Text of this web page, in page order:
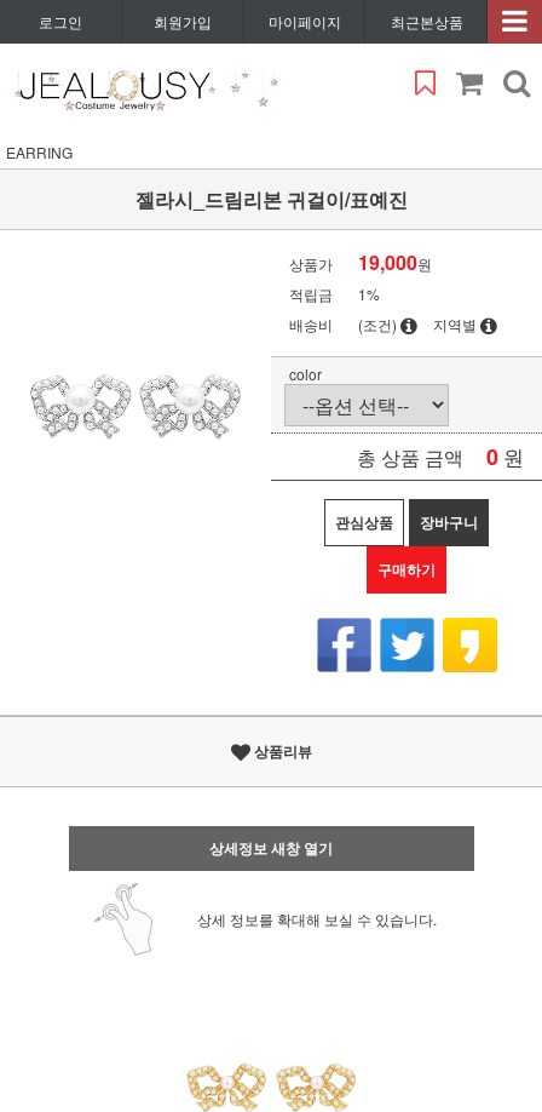
로그인 회원가입 마이페이지 최근본상품
EARRING
젤라시_드림리본 귀걸이/표예진
상품가 19,000원
적립금
1%
배송비
(조건) 지역별
color
총 상품 금액 0 원
관심상품 장바구니
구매하기
상품리뷰
상세정보 새창 열기
상세 정보를 확대해 보실 수 있습니다.